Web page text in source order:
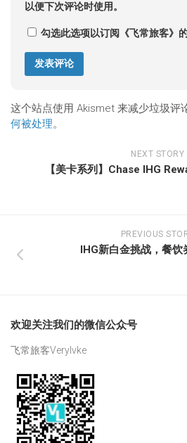
以便下次评论时使用。
勾选此选项以订阅《飞常旅客》
这个站点使用 Akismet 来减少垃圾评
何被处理。
NEXT STORY
【美卡系列】Chase IHG
PREVIOUS
IHG新白金挑战，餐饮
欢迎关注我们的微信公众号
飞常旅客Verylvke